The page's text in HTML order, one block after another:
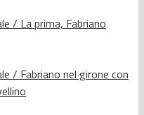
/ La prima, Fabriano
/ Fabriano nel girone con